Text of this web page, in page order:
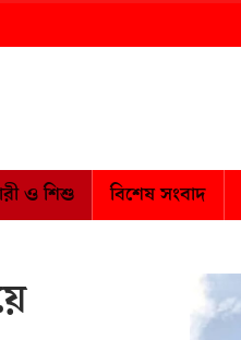
ও শিশু বিশেষ সংবাদ